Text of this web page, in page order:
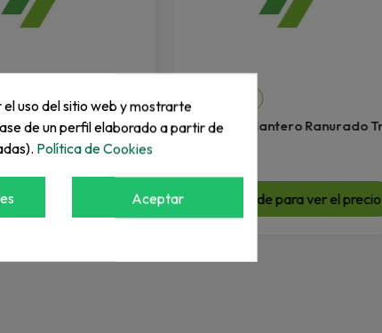
Sand
ver el precio
Rodillo Delantero Ranurado Tr3
Accede para ver el precio
uso del sitio web y mostrarte
de un perfil elaborado a partir de
Política de Cookies
Aceptar